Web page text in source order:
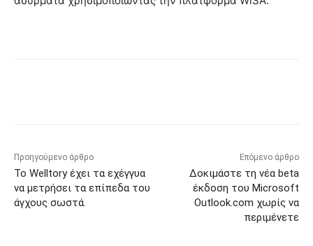
Προηγούμενο άρθρο
Το Welltory έχει τα εχέγγυα
να μετρήσει τα επίπεδα του
άγχους σωστά.
Επόμενο άρθρο
Δοκιμάστε τη νέα beta
έκδοση του Microsoft
Outlook.com χωρίς να
περιμένετε